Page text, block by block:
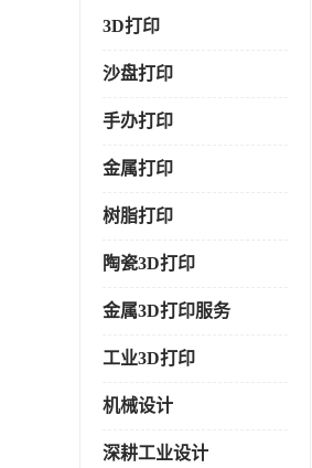
3D打印
沙盘打印
手办打印
金属打印
树脂打印
陶瓷3D打印
金属3D打印服务
工业3D打印
机械设计
深耕工业设计